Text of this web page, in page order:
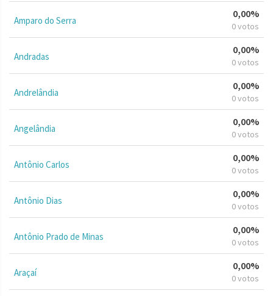
Amparo do Serra
0,00%
0 votos
Andradas
0,00%
0 votos
Andrelândia
0,00%
0 votos
Angelândia
0,00%
0 votos
Antônio Carlos
0,00%
0 votos
Antônio Dias
0,00%
0 votos
Antônio Prado de Minas
0,00%
0 votos
Araçaí
0,00%
0 votos